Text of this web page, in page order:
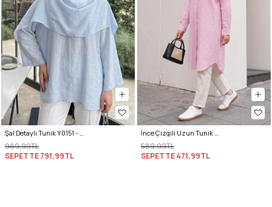
Şal Detaylı Tunik Y0151 - BEBE MAVİSİ
989,99TL
SEPETTE791,99TL
İnce Çizgili Uzun Tunik 3131 - AÇIK PEMBE
589,99TL
SEPETTE471,99TL